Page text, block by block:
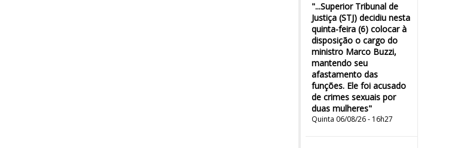
"...Superior Tribunal de
Justiça (STJ) decidiu nesta
quinta-feira (6) colocar à
disposição o cargo do
ministro Marco Buzzi,
mantendo seu
afastamento das
funções. Ele foi acusado
de crimes sexuais por
duas mulheres"
Quinta 06/08/26 - 16h27